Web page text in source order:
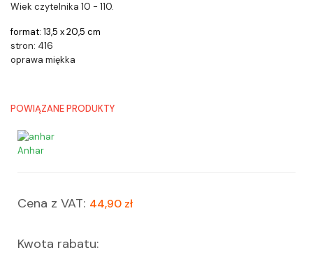
Wiek czytelnika 10 - 110.
format: 13,5 x 20,5 cm
stron: 416
oprawa miękka
POWIĄZANE PRODUKTY
Anhar
Cena z VAT: 44,90 zł
Kwota rabatu: